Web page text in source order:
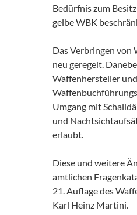
Bedürfnis zum
gelbe WBK
Das Verbringen
neu geregelt.
Waffenhersteller
Umgang mit
und
erlaubt.
Diese und weitere
amtlichen
21. Auflage des
Karl Heinz Martini.